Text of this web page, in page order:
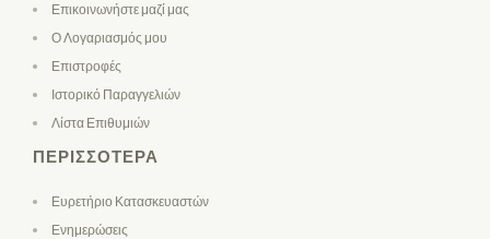
Επικοινωνήστε μαζί μας
Ο Λογαριασμός μου
Επιστροφές
Ιστορικό Παραγγελιών
Λίστα Επιθυμιών
ΠΕΡΙΣΣΌΤΕΡΑ
Ευρετήριο Κατασκευαστών
Ενημερώσεις